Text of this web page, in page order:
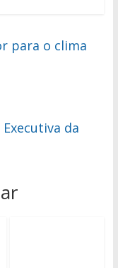
para o clima
da